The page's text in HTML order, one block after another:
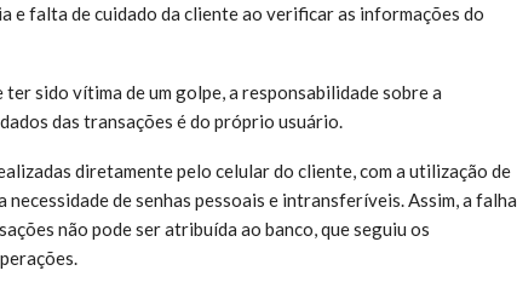
e falta de cuidado da cliente ao verificar as informações do
sido vítima de um golpe, a responsabilidade sobre a
das transações é do próprio usuário.
diretamente pelo celular do cliente, com a utilização de
de senhas pessoais e intransferíveis. Assim, a falha
não pode ser atribuída ao banco, que seguiu os